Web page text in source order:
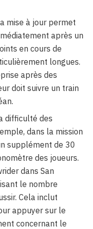
mise à jour permet
après un
en cours de
longues.
après des
doit suivre un train
difficulté des
dans la mission
supplément de 30
des joueurs.
dans San
le nombre
Cela inclut
appuyer sur le
concernant le